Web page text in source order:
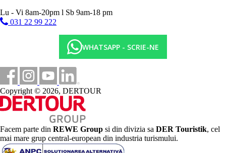
Activitati sportive gratuite
fitness
Activitati sportive contra cost
Spa & Wellness
scufundari
caiac
pescuit
teren de tenis
inchiriere de biciclete
muzica/spectacol live
seri de film
stand-up comedy
masaj
Lu - Vi 8am-20pm l Sb 9am-18 pm
031 22 99 222
WHATSAPP - SCRIE-NE
Copyright © 2026, DERTOUR
Facem parte din REWE Group si din divizia sa DER Touristik, cel
mai mare grup central-european din industria turismului.